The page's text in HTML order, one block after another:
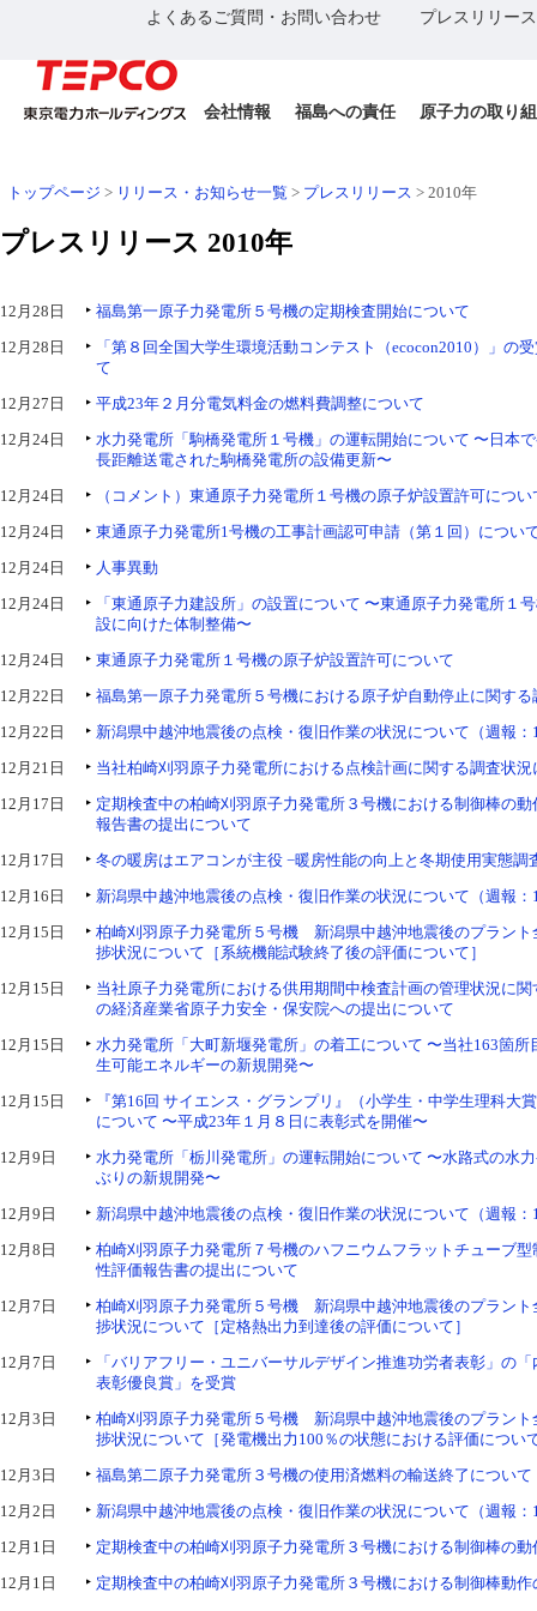
よくあるご質問・お問い合わせ プレスリリー
会社情報 福島への責任 原子力の取り
トップページ > リリース・お知らせ一覧 > プレスリリース > 2010年
プレスリリース 2010年
12月28日
福島第一原子力発電所５号機の定期検査開始について
12月28日
「第８回全国大学生環境活動コンテスト（ecocon2010）」の
て
12月27日
平成23年２月分電気料金の燃料費調整について
12月24日
水力発電所「駒橋発電所１号機」の運転開始について 〜日本
長距離送電された駒橋発電所の設備更新〜
12月24日
（コメント）東通原子力発電所１号機の原子炉設置許可につい
12月24日
東通原子力発電所1号機の工事計画認可申請（第１回）につい
12月24日
人事異動
12月24日
「東通原子力建設所」の設置について 〜東通原子力発電所１
設に向けた体制整備〜
12月24日
東通原子力発電所１号機の原子炉設置許可について
12月22日
福島第一原子力発電所５号機における原子炉自動停止に関す
12月22日
新潟県中越沖地震後の点検・復旧作業の状況について（週報：
12月21日
当社柏崎刈羽原子力発電所における点検計画に関する調査状況
12月17日
定期検査中の柏崎刈羽原子力発電所３号機における制御棒の
報告書の提出について
12月17日
冬の暖房はエアコンが主役 −暖房性能の向上と冬期使用実態調
12月16日
新潟県中越沖地震後の点検・復旧作業の状況について（週報：
12月15日
柏崎刈羽原子力発電所５号機 新潟県中越沖地震後のプラント
捗状況について［系統機能試験終了後の評価について］
12月15日
当社原子力発電所における供用期間中検査計画の管理状況に
の経済産業省原子力安全・保安院への提出について
12月15日
水力発電所「大町新堰発電所」の着工について 〜当社163箇所
生可能エネルギーの新規開発〜
12月15日
『第16回 サイエンス・グランプリ』（小学生・中学生理科大
について 〜平成23年１月８日に表彰式を開催〜
12月9日
水力発電所「栃川発電所」の運転開始について 〜水路式の水
ぶりの新規開発〜
12月9日
新潟県中越沖地震後の点検・復旧作業の状況について（週報：
12月8日
柏崎刈羽原子力発電所７号機のハフニウムフラットチューブ
性評価報告書の提出について
12月7日
柏崎刈羽原子力発電所５号機 新潟県中越沖地震後のプラント
捗状況について［定格熱出力到達後の評価について］
12月7日
「バリアフリー・ユニバーサルデザイン推進功労者表彰」の
表彰優良賞」を受賞
12月3日
柏崎刈羽原子力発電所５号機 新潟県中越沖地震後のプラント
捗状況について［発電機出力100％の状態における評価につい
12月3日
福島第二原子力発電所３号機の使用済燃料の輸送終了について
12月2日
新潟県中越沖地震後の点検・復旧作業の状況について（週報：
12月1日
定期検査中の柏崎刈羽原子力発電所３号機における制御棒の
12月1日
定期検査中の柏崎刈羽原子力発電所３号機における制御棒動